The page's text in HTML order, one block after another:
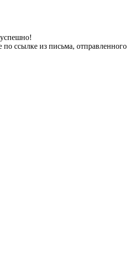
ссылке из письма, отправленного